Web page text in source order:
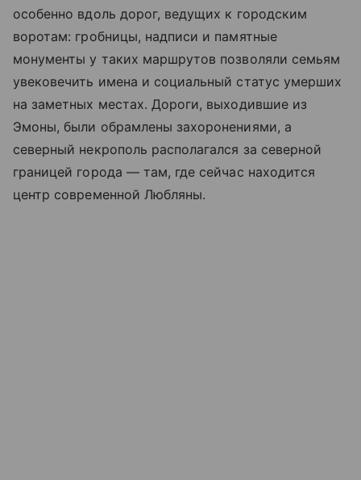
особенно вдоль дорог, ведущих к городским
воротам: гробницы, надписи и памятные
монументы у таких маршрутов позволяли семьям
увековечить имена и социальный статус умерших
на заметных местах. Дороги, выходившие из
Эмоны, были обрамлены захоронениями, а
северный некрополь располагался за северной
границей города — там, где сейчас находится
центр современной Любляны.